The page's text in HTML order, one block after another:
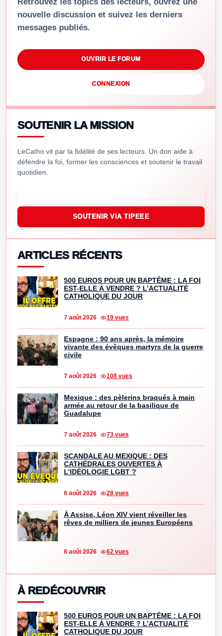
nouvelle discussion et suivez les derniers
messages publiés.
OUVRIR LE FORUM
CONNEXION
SOUTENIR LA MISSION
LeCatho vit par la fidélité de ses lecteurs. Un don aide à
défendre la foi, former les consciences et soutenir le travail
quotidien.
SOUTENIR VIA TIPEEE
ARTICLES RÉCENTS
500 EUROS POUR UN BAPTÊME : LA FOI
EST-ELLE À VENDRE ? L’ACTUALITÉ
CATHOLIQUE DU JOUR
7 août 2026 19 vues
Espagne : 90 ans après, la mémoire
vivante des évêques martyrs de la guerre
civile
7 août 2026 108 vues
Mexique : des pèlerins braqués à main
armée au retour de la basilique de
Guadalupe
7 août 2026 73 vues
SCANDALE AU MEXIQUE : DES
CATHÉDRALES OUVERTES À
L’IDÉOLOGIE LGBT ?
6 août 2026 28 vues
À Assise, Léon XIV vient réveiller les
rêves de milliers de jeunes Européens
6 août 2026 62 vues
À REDÉCOUVRIR
500 EUROS POUR UN BAPTÊME : LA FOI
EST-ELLE À VENDRE ? L’ACTUALITÉ
CATHOLIQUE DU JOUR